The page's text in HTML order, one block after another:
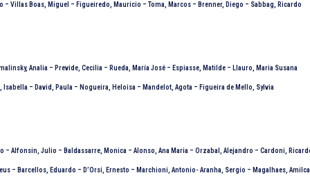
– Villas Boas, Miguel – Figueiredo, Mauricio – Toma, Marcos – Brenner, Diego – Sabbag, Ricardo
Analia – Previde, Cecilia – Rueda, María José – Espiasse, Matilde – Llauro, Maria Susana
Isabella – David, Paula – Nogueira, Heloisa – Mandelot, Agota – Figueira de Mello, Sylvia
– Alfonsin, Julio – Baldassarre, Monica – Alonso, Ana Maria – Orzabal, Alejandro – Cardoni,
– Barcellos, Eduardo – D’Orsi, Ernesto – Marchioni, Antonio- Aranha, Sergio – Magalhaes,